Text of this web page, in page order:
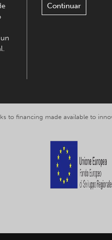
Continuar
to financing made available to